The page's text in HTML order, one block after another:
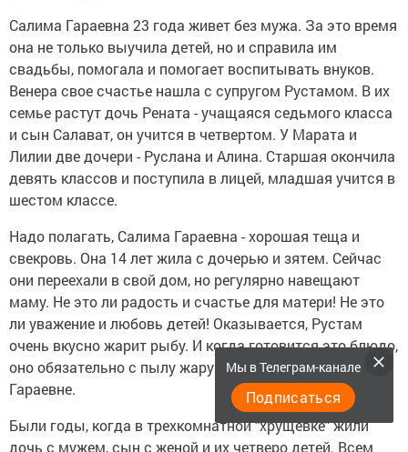
Салима Гараевна 23 года живет без мужа. За это время
она не только выучила детей, но и справила им
свадьбы, помогала и помогает воспитывать внуков.
Венера свое счастье нашла с супругом Рустамом. В их
семье растут дочь Рената - учащаяся седьмого класса
и сын Салават, он учится в четвертом. У Марата и
Лилии две дочери - Руслана и Алина. Старшая окончила
девять классов и поступила в лицей, младшая учится в
шестом классе.
Надо полагать, Салима Гараевна - хорошая теща и
свекровь. Она 14 лет жила с дочерью и зятем. Сейчас
они переехали в свой дом, но регулярно навещают
маму. Не это ли радость и счастье для матери! Не это
ли уважение и любовь детей! Оказывается, Рустам
очень вкусно жарит рыбу. И когда готовится это блюдо,
оно обязательно с пылу жару доставляется Салиме
Гараевне.
Были годы, когда в трехкомнатной "хрущевке" жили
дочь с мужем, сын с женой и их четверо детей. Всем
Мы в Телеграм-канале
Подписаться